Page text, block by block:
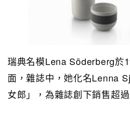
瑞典名模Lena Söderberg於
面，雜誌中，她化名Lenna
女郎」，為雜誌創下銷售超